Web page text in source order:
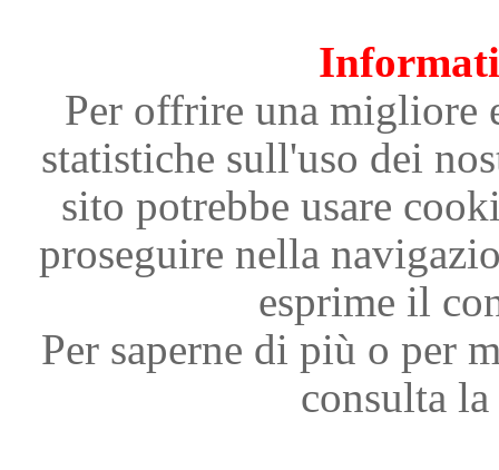
Per offrire una migliore
statistiche sull'uso dei
sito potrebbe usare
proseguire nella
esprime il
Per saperne di più o per
consulta